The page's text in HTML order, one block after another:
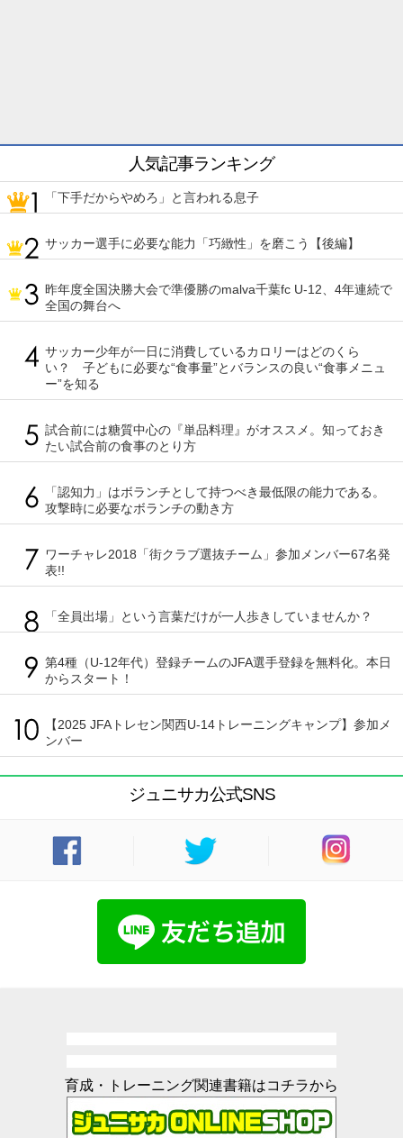
人気記事ランキング
「下手だからやめろ」と言われる息子
サッカー選手に必要な能力「巧緻性」を磨こう【後編】
昨年度全国決勝大会で準優勝のmalva千葉fc U-12、4年連続で
全国の舞台へ
サッカー少年が一日に消費しているカロリーはどのくら
い？ 子どもに必要な“食事量”とバランスの良い“食事メニュ
ー”を知る
試合前には糖質中心の『単品料理』がオススメ。知っておき
たい試合前の食事のとり方
「認知力」はボランチとして持つべき最低限の能力である。
攻撃時に必要なボランチの動き方
ワーチャレ2018「街クラブ選抜チーム」参加メンバー67名発
表!!
「全員出場」という言葉だけが一人歩きしていませんか？
第4種（U-12年代）登録チームのJFA選手登録を無料化。本日
からスタート！
【2025 JFAトレセン関西U-14トレーニングキャンプ】参加メ
ンバー
ジュニサカ公式SNS
育成・トレーニング関連書籍はコチラから